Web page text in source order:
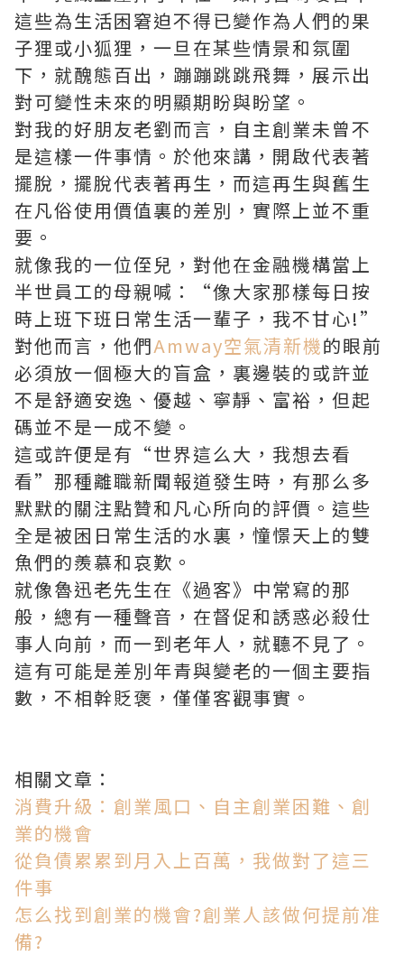
這些為生活困窘迫不得已變作為人們的果
子狸或小狐狸，一旦在某些情景和氛圍
下，就醜態百出，蹦蹦跳跳飛舞，展示出
對可變性未來的明顯期盼與盼望。
對我的好朋友老劉而言，自主創業未曾不
是這樣一件事情。於他來講，開啟代表著
擺脫，擺脫代表著再生，而這再生與舊生
在凡俗使用價值裏的差別，實際上並不重
要。
就像我的一位侄兒，對他在金融機構當上
半世員工的母親喊：“像大家那樣每日按
時上班下班日常生活一輩子，我不甘心!”
對他而言，他們Amway空氣清新機的眼前
必須放一個極大的盲盒，裏邊裝的或許並
不是舒適安逸、優越、寧靜、富裕，但起
碼並不是一成不變。
這或許便是有“世界這么大，我想去看
看”那種離職新聞報道發生時，有那么多
默默的關注點贊和凡心所向的評價。這些
全是被困日常生活的水裏，憧憬天上的雙
魚們的羨慕和哀歎。
就像魯迅老先生在《過客》中常寫的那
般，總有一種聲音，在督促和誘惑必殺仕
事人向前，而一到老年人，就聽不見了。
這有可能是差別年青與變老的一個主要指
數，不相幹貶褒，僅僅客觀事實。
相關文章：
消費升級：創業風口、自主創業困難、創
業的機會
從負債累累到月入上百萬，我做對了這三
件事
怎么找到創業的機會?創業人該做何提前准
備?